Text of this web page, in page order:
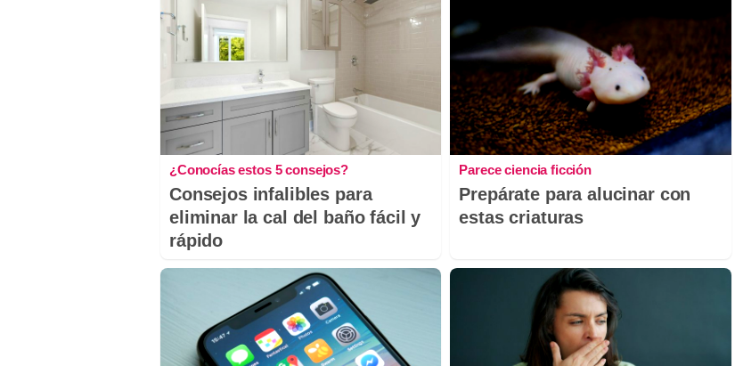
¿Conocías estos 5 consejos?
Consejos infalibles para
eliminar la cal del baño fácil y
rápido
Parece ciencia ficción
Prepárate para alucinar con
estas criaturas